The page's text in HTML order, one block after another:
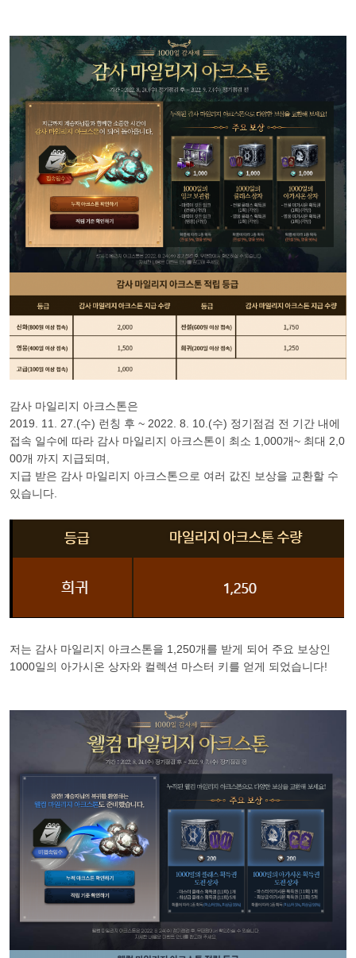
감사 마일리지 아크스톤은
2019. 11. 27.(수) 런칭 후 ~ 2022. 8. 10.(수) 정기점검 전 기간 내에
접속 일수에 따라 감사 마일리지 아크스톤이 최소 1,000개~ 최대 2,0
00개 까지 지급되며,
지급 받은 감사 마일리지 아크스톤으로 여러 값진 보상을 교환할 수
있습니다.
저는 감사 마일리지 아크스톤을 1,250개를 받게 되어 주요 보상인
1000일의 아가시온 상자와 컬렉션 마스터 키를 얻게 되었습니다!